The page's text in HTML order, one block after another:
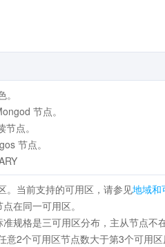
节点。
点。
节点。
。当前支持的可用区，请参见地域和
在同一可用区。
规格是三可用区分布，主从节点不
意2个可用区节点数大于第3个可用区